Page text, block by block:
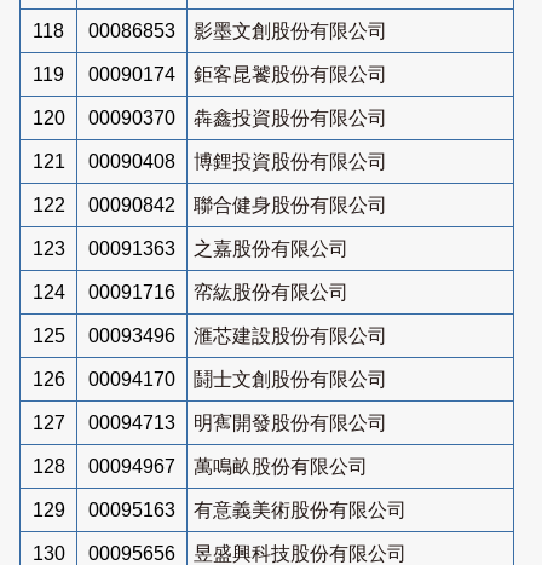
118 00086853 影墨文創股份有限公司
119 00090174 鉅客昆饕股份有限公司
120 00090370 犇鑫投資股份有限公司
121 00090408 博鋰投資股份有限公司
122 00090842 聯合健身股份有限公司
123 00091363 之嘉股份有限公司
124 00091716 帟紘股份有限公司
125 00093496 滙芯建設股份有限公司
126 00094170 鬪士文創股份有限公司
127 00094713 明寯開發股份有限公司
128 00094967 萬鳴畝股份有限公司
129 00095163 有意義美術股份有限公司
130 00095656 昱盛興科技股份有限公司